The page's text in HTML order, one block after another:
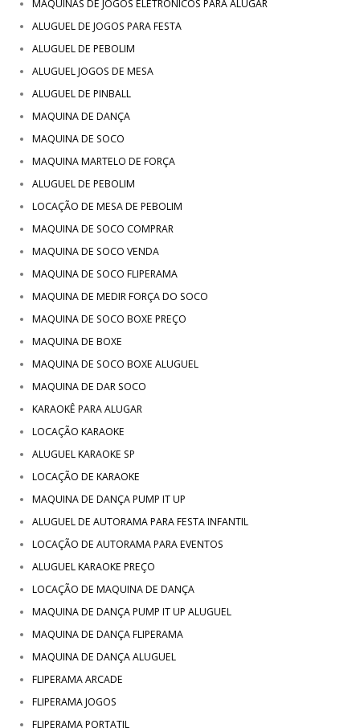
MAQUINAS DE JOGOS ELETRÔNICOS PARA ALUGAR
ALUGUEL DE JOGOS PARA FESTA
ALUGUEL DE PEBOLIM
ALUGUEL JOGOS DE MESA
ALUGUEL DE PINBALL
MAQUINA DE DANÇA
MAQUINA DE SOCO
MAQUINA MARTELO DE FORÇA
ALUGUEL DE PEBOLIM
LOCAÇÃO DE MESA DE PEBOLIM
MAQUINA DE SOCO COMPRAR
MAQUINA DE SOCO VENDA
MAQUINA DE SOCO FLIPERAMA
MAQUINA DE MEDIR FORÇA DO SOCO
MAQUINA DE SOCO BOXE PREÇO
MAQUINA DE BOXE
MAQUINA DE SOCO BOXE ALUGUEL
MAQUINA DE DAR SOCO
KARAOKÊ PARA ALUGAR
LOCAÇÃO KARAOKE
ALUGUEL KARAOKE SP
LOCAÇÃO DE KARAOKE
MAQUINA DE DANÇA PUMP IT UP
ALUGUEL DE AUTORAMA PARA FESTA INFANTIL
LOCAÇÃO DE AUTORAMA PARA EVENTOS
ALUGUEL KARAOKE PREÇO
LOCAÇÃO DE MAQUINA DE DANÇA
MAQUINA DE DANÇA PUMP IT UP ALUGUEL
MAQUINA DE DANÇA FLIPERAMA
MAQUINA DE DANÇA ALUGUEL
FLIPERAMA ARCADE
FLIPERAMA JOGOS
FLIPERAMA PORTATIL